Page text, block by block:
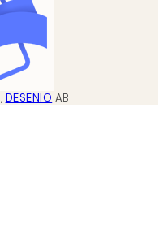
, DESENIO AB